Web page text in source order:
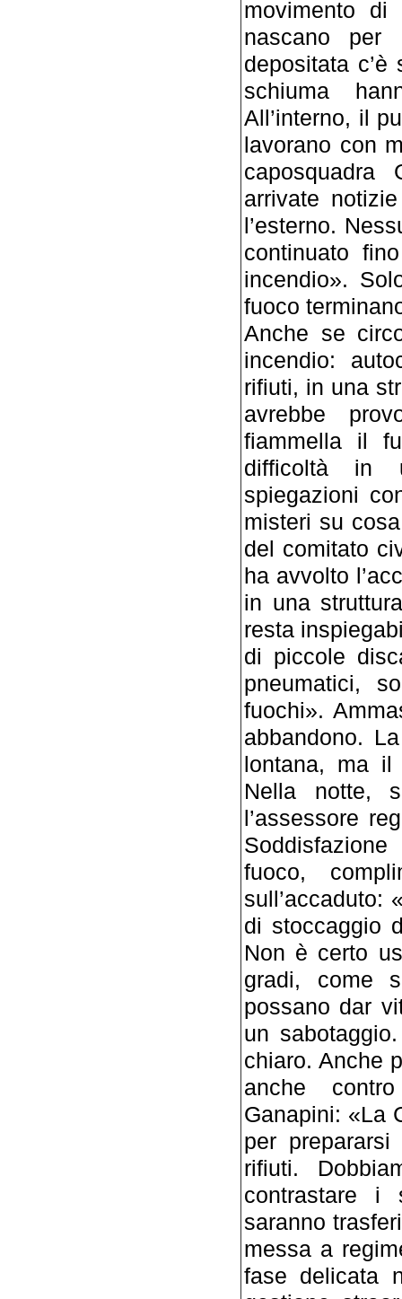
movimento
nascano per
depositata
schiuma
All’interno, il
lavorano con
caposquadra
arrivate
l’esterno.
continuato
incendio».
fuoco
Anche se
incendio:
rifiuti, in una
avrebbe
fiammella il
difficoltà in
spiegazioni
misteri su
del comitato
ha avvolto
in una
resta
di piccole
pneumatici,
fuochi».
abbandono.
lontana, ma il
Nella notte,
l’assessore
fuoco,
sull’accaduto:
di stoccaggio
Non è certo
gradi, come
possano dar
un
chiaro. Anche
anche
Ganapini: «La
per
rifiuti.
contrastare i
saranno
messa a
fase delicata